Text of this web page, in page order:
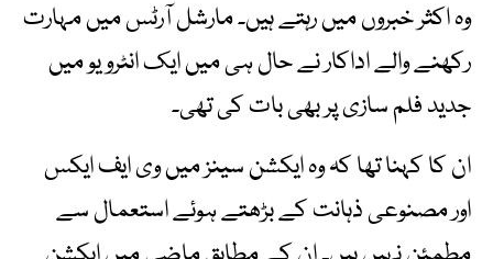
وہ اکثر خبروں میں رہتے ہیں۔ مارشل آرٹس میں مہارت
رکھنے والے اداکار نے حال ہی میں ایک انٹرویو میں
جدید فلم سازی پر بھی بات کی تھی۔
ان کا کہنا تھا کہ وہ ایکشن سینز میں وی ایف ایکس
اور مصنوعی ذہانت کے بڑھتے ہوئے استعمال سے